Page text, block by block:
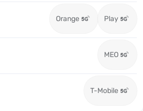
Orange Play
MEO
T-Mobile